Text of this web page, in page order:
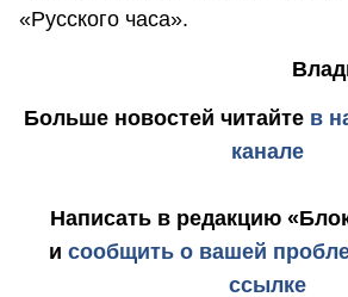
«Русского часа».
Больше новостей читайте в
канале
Написать в редакцию
и сообщить о вашей
ссылке